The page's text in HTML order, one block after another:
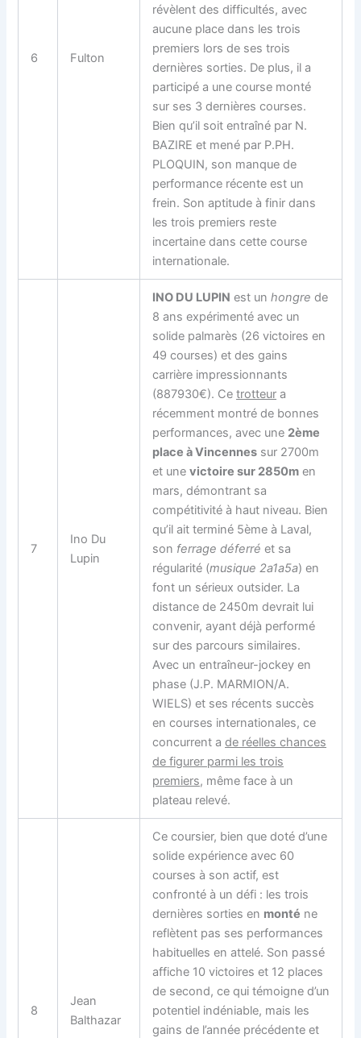
6 Fulton
révèlent des difficultés, avec
aucune place dans les trois
premiers lors de ses trois
dernières sorties. De plus, il a
participé a une course monté
sur ses 3 dernières courses.
Bien qu’il soit entraîné par N.
BAZIRE et mené par P.PH.
PLOQUIN, son manque de
performance récente est un
frein. Son aptitude à finir dans
les trois premiers reste
incertaine dans cette course
internationale.
7
Ino Du
Lupin
INO DU LUPIN est unhongre de
8 ans expérimenté avec un
solide palmarès (26 victoires en
49 courses) et des gains
carrière impressionnants
(887930€). Cetrotteur a
récemment montré de bonnes
performances, avec une 2ème
place à Vincennes sur 2700m
et unevictoire sur 2850m en
mars, démontrant sa
compétitivité à haut niveau. Bien
qu’il ait terminé 5ème à Laval,
son ferrage déferré et sa
régularité (musique 2a1a5a) en
font un sérieux outsider. La
distance de 2450m devrait lui
convenir, ayant déjà performé
sur des parcours similaires.
Avec un entraîneur-jockey en
phase (J.P. MARMION/A.
WIELS) et ses récents succès
en courses internationales, ce
concurrent ade réelles chances
de figurer parmi les trois
premiers, même face à un
plateau relevé.
8
Jean
Balthazar
Ce coursier, bien que doté d’une
solide expérience avec 60
courses à son actif, est
confronté à un défi : les trois
dernières sorties en monté ne
reflètent pas ses performances
habituelles en attelé. Son passé
affiche 10 victoires et 12 places
de second, ce qui témoigne d’un
potentiel indéniable, mais les
gains de l’année précédente et